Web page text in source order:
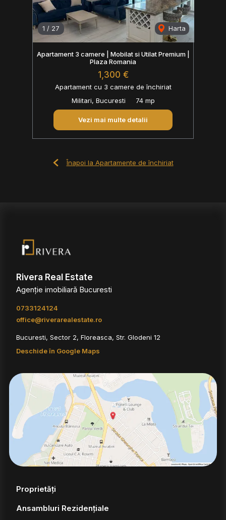
1 / 27 Harta
Apartament 3 camere | Mobilat si Utilat Premium |
Plaza Romania
1,300 €
Apartament cu 3 camere de închiriat
Militari, Bucuresti
74 mp
Vezi mai multe detalii
Înapoi la Apartamente de închiriat
Rivera Real Estate
Agenție imobiliară Bucuresti
0733124124
office@riverarealestate.ro
Bucuresti, Sector 2, Floreasca, Str. Glodeni 12
Deschide în Google Maps
Proprietăți
Ansambluri Rezidențiale